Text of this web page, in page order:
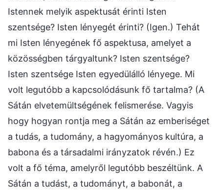
Istennek melyik aspektusát érinti Isten
szentsége? Isten lényegét érinti? (Igen.) Tehát
mi Isten lényegének fő aspektusa, amelyet a
közösségben tárgyaltunk? Isten szentsége?
Isten szentsége Isten egyedülálló lényege. Mi
volt legutóbb a kapcsolódásunk fő tartalma? (A
Sátán elvetemültségének felismerése. Vagyis
hogy hogyan rontja meg a Sátán az emberiséget
a tudás, a tudomány, a hagyományos kultúra, a
babona és a társadalmi irányzatok révén.) Ez
volt a fő téma, amelyről legutóbb beszéltünk. A
Sátán a tudást, a tudományt, a babonát, a